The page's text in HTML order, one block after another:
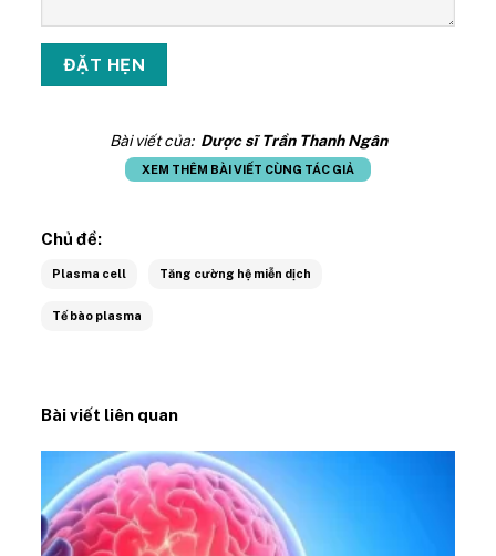
Bài viết của: Dược sĩ Trần Thanh Ngân
XEM THÊM BÀI VIẾT CÙNG TÁC GIẢ
Chủ đề:
Plasma cell Tăng cường hệ miễn dịch
Tế bào plasma
Bài viết liên quan